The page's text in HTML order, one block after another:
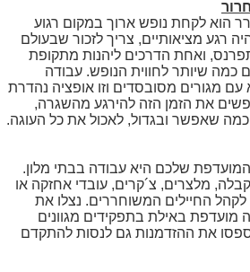
הוא לקחת נופש ארוך במקום רגוע
רגע מציאותיים, צריך לזכור שבעולם
ואחת הדרכים ליהנות מתקופת
כמה שיותר לחווית הנופש. עבודה
מגורים מסובסדים וזו אופציה נהדרת
את הזמן הזה להירגע מהשגרה,
שאפשר ובגדול, לאכול את כל העוגה.
שלכם היא עבודה בבתי מלון.
מלצרים, צ´קרים, עובדי אחזקה או
לקהל החיילים המשוחררים. נצלו את
מועדפת באילת בתפקידים מגוונים
את ההזדמנות גם לנסות להתקדם